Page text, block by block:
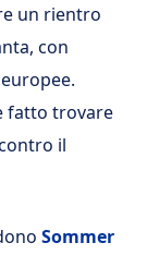
un rientro
con
fatto trovare
il
Sommer